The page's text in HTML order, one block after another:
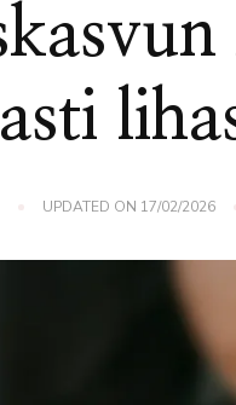
UPDATED ON 17/02/2026